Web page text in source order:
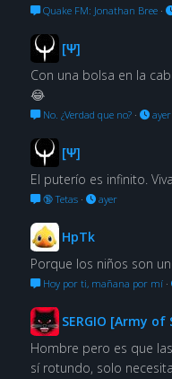
Quake FM: Jonathan Bree·
[Ψ]
Con una bolsa en la
😂
No. ¿Verdad que no?· ayer
[Ψ]
El puterío es infinito.
🔞 Tetas· ayer
HpTk
Porque los niños son
Hoy por ti, mañana por mí·
SERGIO [Army of
Hombre pero es que
sí rotundo, solo